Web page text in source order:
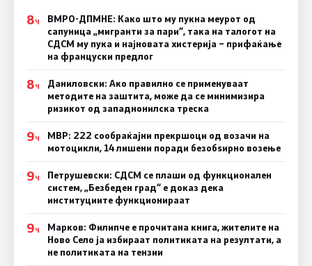
8Ч
ВМРО-ДПМНЕ: Како што му пукна меурот од
сапуница „мигранти за пари“, така на талогот на
СДСМ му пука и најновата хистерија – прифаќање
на француски предлог
8Ч
Даниловски: Ако правилно се применуваат
методите на заштита, може да се минимизира
ризикот од западнонилска треска
9Ч
МВР: 222 сообраќајни прекршоци од возачи на
мотоцикли, 14 лишени поради безобѕирно возење
9Ч
Петрушевски: СДСМ се плаши од функционален
систем, „Безбеден град“ е доказ дека
институциите функционираат
9Ч
Марков: Филипче е прочитана книга, жителите на
Ново Село ја избираат политиката на резултати, а
не политиката на тензии